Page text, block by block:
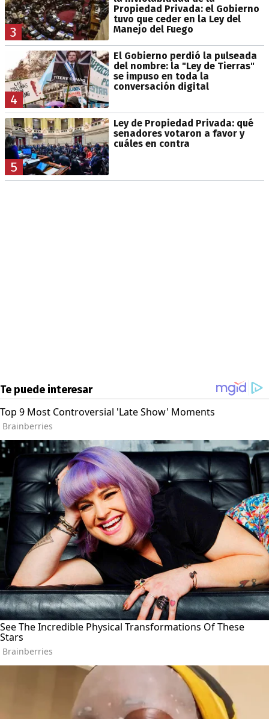
3
Propiedad Privada: el Gobierno
tuvo que ceder en la Ley del
Manejo del Fuego
4
El Gobierno perdió la pulseada
del nombre: la "Ley de Tierras"
se impuso en toda la
conversación digital
5
Ley de Propiedad Privada: qué
senadores votaron a favor y
cuáles en contra